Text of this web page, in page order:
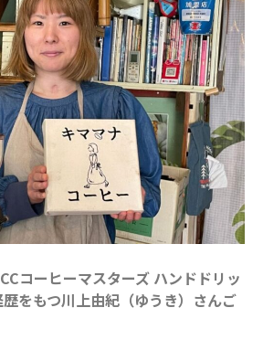
2025年1月
2024年12月
2024年10月
2024年8月
2024年7月
2024年6月
2024年5月
2024年4月
2024年3月
2024年1月
2023年12月
コーヒーマスターズ ハンドドリッ
をもつ川上由紀（ゆうき）さんご